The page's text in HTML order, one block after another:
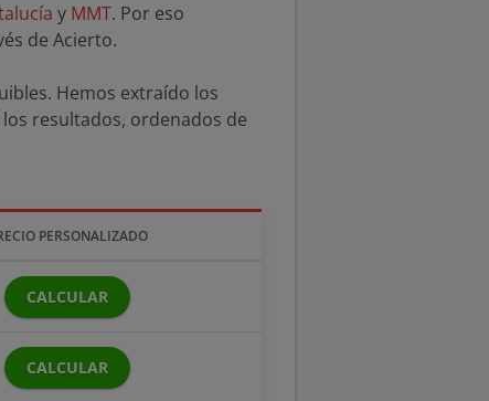
y MMT. Por eso
de Acierto.
Hemos extraído los
los resultados, ordenados de
PERSONALIZADO
CALCULAR
CALCULAR